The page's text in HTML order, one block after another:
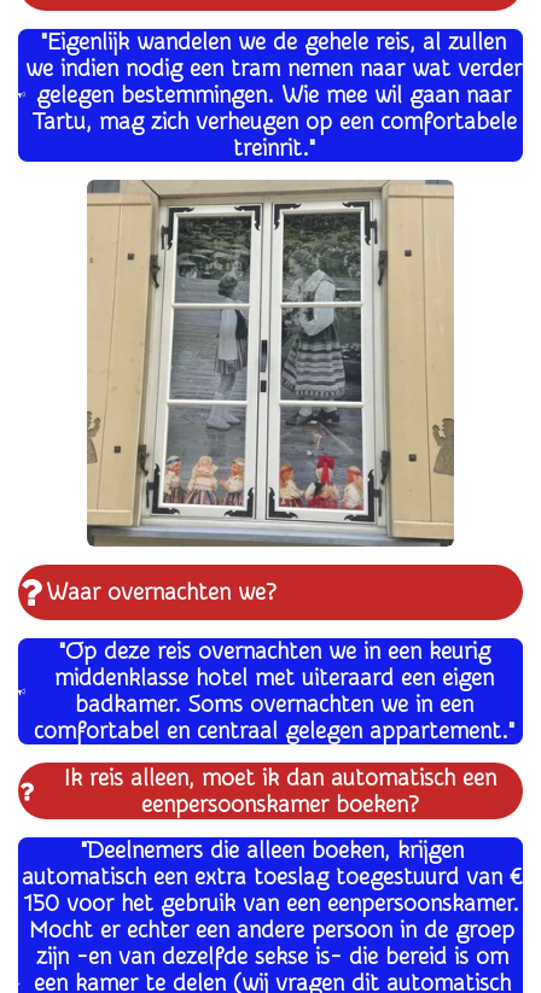
"Eigenlijk wandelen we de gehele reis, al zullen
we indien nodig een tram nemen naar wat verder
gelegen bestemmingen. Wie mee wil gaan naar
Tartu, mag zich verheugen op een comfortabele
treinrit."
Waar overnachten we?
"Op deze reis overnachten we in een keurig
middenklasse hotel met uiteraard een eigen
badkamer. Soms overnachten we in een
comfortabel en centraal gelegen appartement."
Ik reis alleen, moet ik dan automatisch een
eenpersoonskamer boeken?
"Deelnemers die alleen boeken, krijgen
automatisch een extra toeslag toegestuurd van €
150 voor het gebruik van een eenpersoonskamer.
Mocht er echter een andere persoon in de groep
zijn -en van dezelfde sekse is- die bereid is om
een kamer te delen (wij vragen dit automatisch